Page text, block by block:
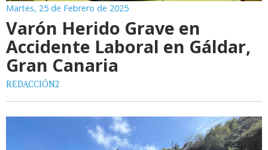
Martes, 25 de Febrero de 2025
Varón Herido Grave en
Accidente Laboral en Gáldar,
Gran Canaria
REDACCIÓN2